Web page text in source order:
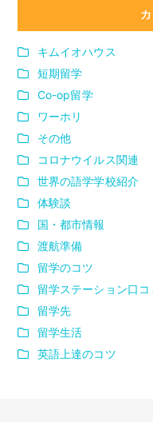
キムイオハウス
短期留学
Co-op留学
ワーホリ
その他
コロナウイルス関連
世界の語学学校紹介
体験談
国・都市情報
渡航準備
留学のコツ
留学ステーション口コ
留学先
留学生活
英語上達のコツ